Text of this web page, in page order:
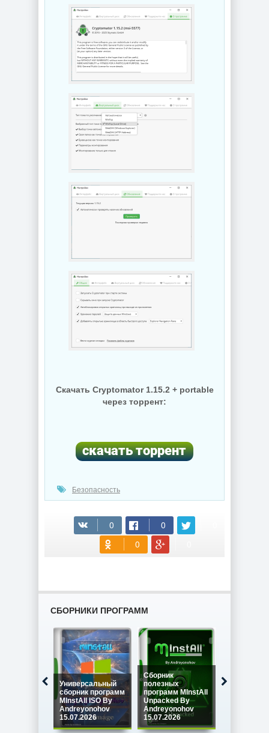
Скачать Cryptomator 1.15.2 + portable
через торрент:
(cкачиваний: 118)
Безопасность
СБОРНИКИ ПРОГРАММ
Универсальный
сборник программ
MInstAll ISO By
Andreyonohov
15.07.2026
Сборник
полезных
программ MInstAll
Unpacked By
Andreyonohov
15.07.2026